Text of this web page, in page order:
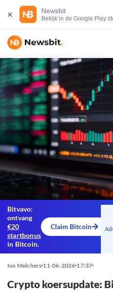
Newsbit
Bekijk in de Google Play
Bitvavo:
ontvang
€20
startbonus
in Bitcoin.
Claim Bitcoin
Ivo Melchers 11-06-2026 17:37
Crypto koersupdate: